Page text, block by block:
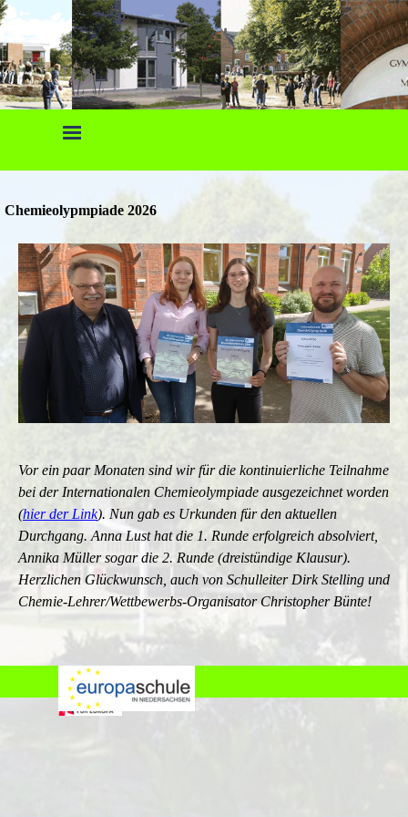
Direkt zum Seiteninhalt
Chemieolypmpiade 2026
Vor ein paar Monaten sind wir für die kontinuierliche Teilnahme
bei der Internationalen Chemieolympiade ausgezeichnet worden
(hier der Link). Nun gab es Urkunden für den aktuellen
Durchgang. Anna Lust hat die 1. Runde erfolgreich absolviert,
Annika Müller sogar die 2. Runde (dreistündige Klausur).
Herzlichen Glückwunsch, auch von Schulleiter Dirk Stelling und
Chemie-Lehrer/Wettbewerbs-Organisator Christopher Bünte!
Impressum
Datenschutz
Zurück zum Seiteninhalt